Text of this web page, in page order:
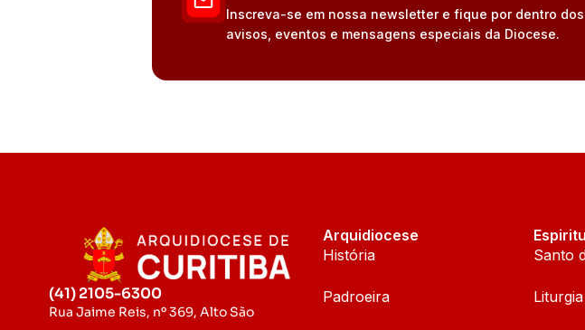
Inscreva-se em nossa newsletter e fique por dentro dos
avisos, eventos e mensagens especiais da Diocese.
(41) 2105-6300
Rua Jaime Reis, nº 369, Alto São
Arquidiocese
História
Padroeira
Santo